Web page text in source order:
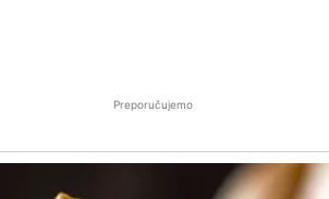
Preporučujemo